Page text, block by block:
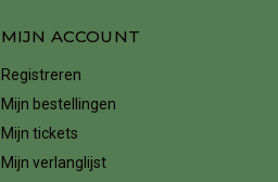
MIJN ACCOUNT
Registreren
Mijn bestellingen
Mijn tickets
Mijn verlanglijst